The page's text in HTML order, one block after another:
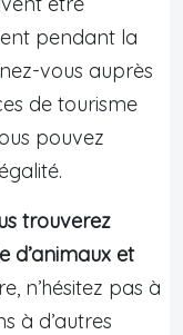
pendant la
vous auprès
de tourisme
pouvez
trouverez
d’animaux et
n’hésitez pas à
à d’autres